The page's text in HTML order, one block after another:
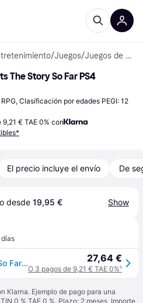
/Juegos/ Juegos de PlayStation 4
The Story So Far PS4
Clasificación por edades PEGI: 12
€ TAE 0% con
El precio incluye el envío De
desde 19,95 € Show
días
Kingdom Hearts The Story So Far PS4 UK 27,64 €
O 3 pagos de 9,21 € TAE 0%¹
Klarna. Ejemplo de pago para una
0 % TAE 0 %. Plazo: 2 meses. Importe